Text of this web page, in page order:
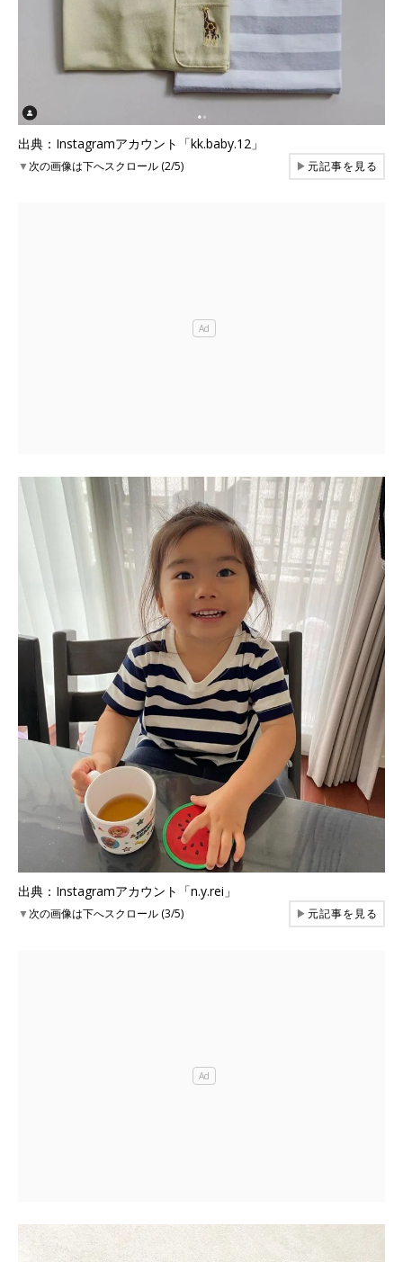
出典：Instagramアカウント「kk.baby.12」
▼次の画像は下へスクロール (2/5) ▶元記事を見る
出典：Instagramアカウント「n.y.rei」
▼次の画像は下へスクロール (3/5) ▶元記事を見る